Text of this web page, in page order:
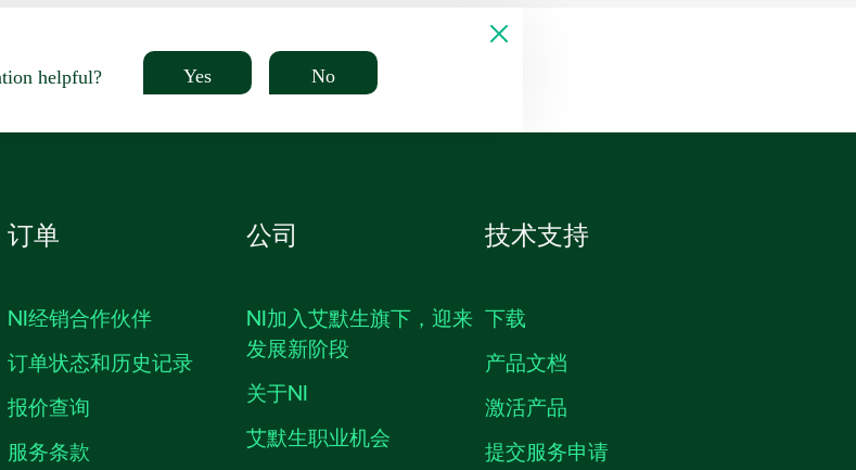
helpful? Yes No
订单
NI经销合作伙伴
订单状态和历史记录
报价查询
服务条款
公司
NI加入艾默生旗下，迎来
发展新阶段
关于NI
艾默生职业机会
技术支持
下载
产品文档
激活产品
提交服务申请